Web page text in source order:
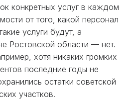
конкретных услуг в каждом
от того, какой персонал
услуги будут, а
Ростовской области — нет.
хотя никаких громких
последние годы не
остатки советской
участков.